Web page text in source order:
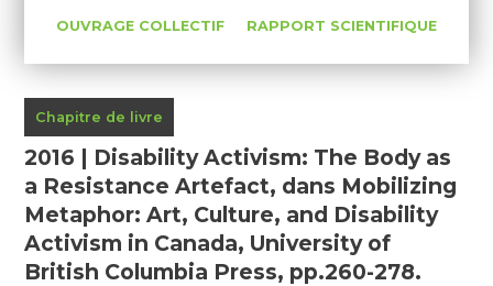
OUVRAGE COLLECTIF RAPPORT SCIENTIFIQUE
Chapitre de livre
2016 | Disability Activism: The Body as
a Resistance Artefact, dans Mobilizing
Metaphor: Art, Culture, and Disability
Activism in Canada, University of
British Columbia Press, pp.260-278.